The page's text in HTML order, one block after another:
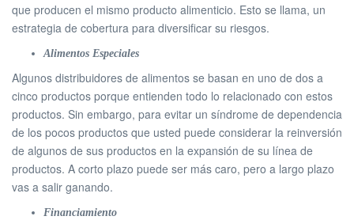
que producen el mismo producto alimenticio. Esto se llama, un
estrategia de cobertura para diversificar su riesgos.
Alimentos Especiales
Algunos distribuidores de alimentos se basan en uno de dos a
cinco productos porque entienden todo lo relacionado con estos
productos. Sin embargo, para evitar un síndrome de dependencia
de los pocos productos que usted puede considerar la reinversión
de algunos de sus productos en la expansión de su línea de
productos. A corto plazo puede ser más caro, pero a largo plazo
vas a salir ganando.
Financiamiento